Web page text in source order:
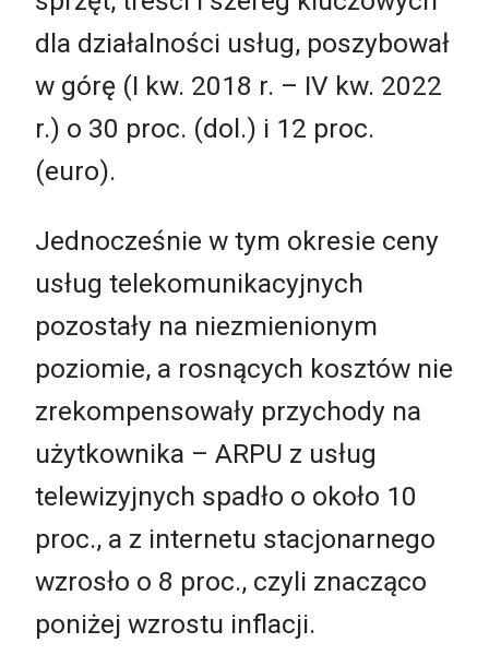
dla działalności usług, poszybował
w górę (I kw. 2018 r. – IV kw. 2022
r.) o 30 proc. (dol.) i 12 proc.
(euro).
Jednocześnie w tym okresie ceny
usług telekomunikacyjnych
pozostały na niezmienionym
poziomie, a rosnących kosztów nie
zrekompensowały przychody na
użytkownika – ARPU z usług
telewizyjnych spadło o około 10
proc., a z internetu stacjonarnego
wzrosło o 8 proc., czyli znacząco
poniżej wzrostu inflacji.